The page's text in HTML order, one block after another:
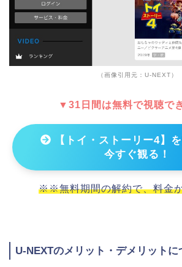
（画像引用元：U-NEXT）
▼31日間は無料で視聴で
【トイ・ストーリー4】
今すぐ観る！
※※無料期間の解約で、料金
U-NEXTのメリット・デメリットに